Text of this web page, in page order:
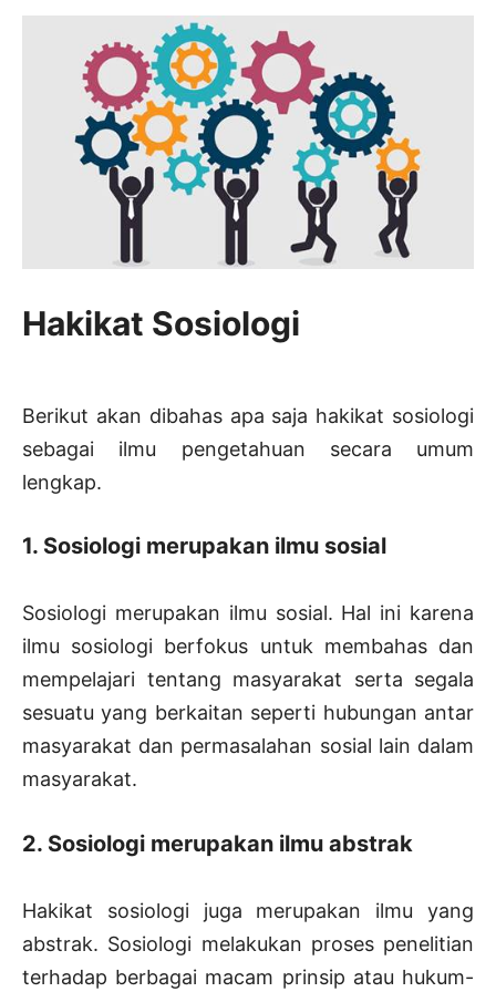
Hakikat Sosiologi
Berikut akan dibahas apa saja hakikat sosiologi
sebagai ilmu pengetahuan secara umum
lengkap.
1. Sosiologi merupakan ilmu sosial
Sosiologi merupakan ilmu sosial. Hal ini karena
ilmu sosiologi berfokus untuk membahas dan
mempelajari tentang masyarakat serta segala
sesuatu yang berkaitan seperti hubungan antar
masyarakat dan permasalahan sosial lain dalam
masyarakat.
2. Sosiologi merupakan ilmu abstrak
Hakikat sosiologi juga merupakan ilmu yang
abstrak. Sosiologi melakukan proses penelitian
terhadap berbagai macam prinsip atau hukum-